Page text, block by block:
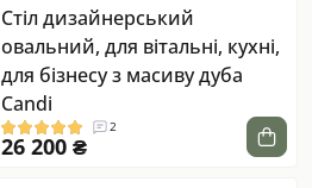
Стіл дизайнерський
овальний, для вітальні, кухні,
для бізнесу з масиву дуба
Candi
2
26 200 ₴